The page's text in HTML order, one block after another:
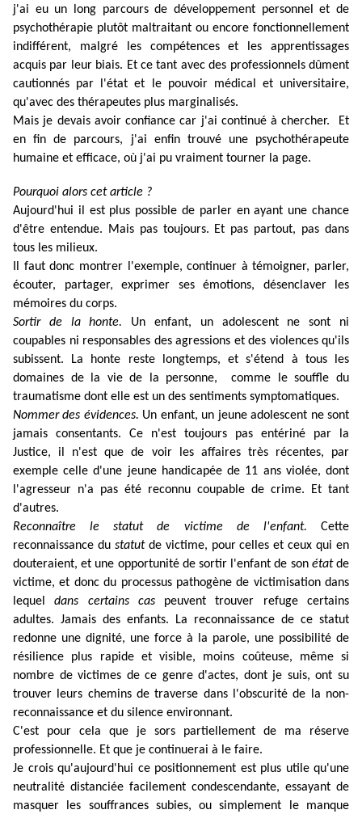
j'ai eu un long parcours de développement personnel et de
psychothérapie plutôt maltraitant ou encore fonctionnellement
indifférent, malgré les compétences et les apprentissages
acquis par leur biais. Et ce tant avec des professionnels dûment
cautionnés par l'état et le pouvoir médical et universitaire,
qu'avec des thérapeutes plus marginalisés.
Mais je devais avoir confiance car j'ai continué à chercher. Et
en fin de parcours, j'ai enfin trouvé une psychothérapeute
humaine et efficace, où j'ai pu vraiment tourner la page.
Pourquoi alors cet article ?
Aujourd'hui il est plus possible de parler en ayant une chance
d'être entendue. Mais pas toujours. Et pas partout, pas dans
tous les milieux.
Il faut donc montrer l'exemple, continuer à témoigner, parler,
écouter, partager, exprimer ses émotions, désenclaver les
mémoires du corps.
Sortir de la honte. Un enfant, un adolescent ne sont ni
coupables ni responsables des agressions et des violences qu'ils
subissent. La honte reste longtemps, et s'étend à tous les
domaines de la vie de la personne, comme le souffle du
traumatisme dont elle est un des sentiments symptomatiques.
Nommer des évidences. Un enfant, un jeune adolescent ne sont
jamais consentants. Ce n'est toujours pas entériné par la
Justice, il n'est que de voir les affaires très récentes, par
exemple celle d'une jeune handicapée de 11 ans violée, dont
l'agresseur n'a pas été reconnu coupable de crime. Et tant
d'autres.
Reconnaître le statut de victime de l'enfant. Cette
reconnaissance du statut de victime, pour celles et ceux qui en
douteraient, et une opportunité de sortir l'enfant de son étatde
victime, et donc du processus pathogène de victimisation dans
lequeldans certains cas peuvent trouver refuge certains
adultes. Jamais des enfants. La reconnaissance de ce statut
redonne une dignité, une force à la parole, une possibilité de
résilience plus rapide et visible, moins coûteuse, même si
nombre de victimes de ce genre d'actes, dont je suis, ont su
trouver leurs chemins de traverse dans l'obscurité de la non-
reconnaissance et du silence environnant.
C'est pour cela que je sors partiellement de ma réserve
professionnelle. Et que je continuerai à le faire.
Je crois qu'aujourd'hui ce positionnement est plus utile qu'une
neutralité distanciée facilement condescendante, essayant de
masquer les souffrances subies, ou simplement le manque